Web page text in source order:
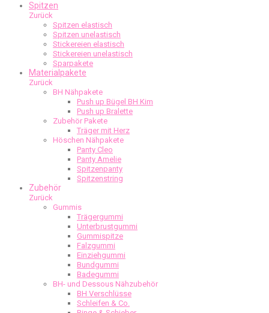
Spitzen
Zurück
Spitzen elastisch
Spitzen unelastisch
Stickereien elastisch
Stickereien unelastisch
Sparpakete
Materialpakete
Zurück
BH Nähpakete
Push up Bügel BH Kim
Push up Bralette
Zubehör Pakete
Träger mit Herz
Höschen Nähpakete
Panty Cleo
Panty Amelie
Spitzenpanty
Spitzenstring
Zubehör
Zurück
Gummis
Trägergummi
Unterbrustgummi
Gummispitze
Falzgummi
Einziehgummi
Bundgummi
Badegummi
BH- und Dessous Nähzubehör
BH Verschlüsse
Schleifen & Co.